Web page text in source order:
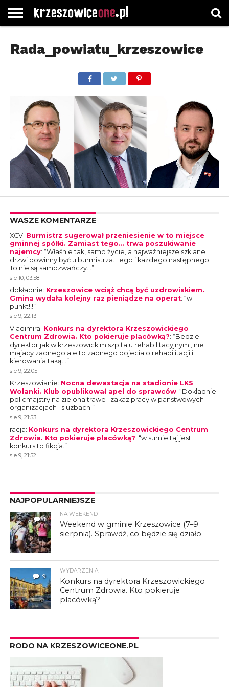
GŁÓWNA
WYBORY
SAMORZĄDOWE
WYBIERZ
KATEGORIE
ROZKŁADY
JAZDY
GREGORCZYK
WATCH
KONTAKT
Rada_powiatu_krzeszowice
WASZE KOMENTARZE
XCV: Burmistrz sugerował przeniesienie w to miejsce
gminnej spółki. Zamiast tego… trwa poszukiwanie
najemcy: “Właśnie tak, samo życie, a najważniejsze szklane
drzwi powinny być u burmistrza. Tego i każdego następnego.
To nie są samozwańczy…”
sie 10, 03:58
dokładnie: Krzeszowice wciąż chcą być uzdrowiskiem.
Gmina wydała kolejny raz pieniądze na operat: “w
punkt!!!”
sie 9, 22:13
Vladimira: Konkurs na dyrektora Krzeszowickiego
Centrum Zdrowia. Kto pokieruje placówką?: “Bedzie
dyrektor jak w krzeszowickim szpitalu rehabilitacyjnym , nie
majacy zadnego ale to zadnego pojecia o rehabilitacji i
kierowania taką…”
sie 9, 22:05
Krzeszowianie: Nocna dewastacja na stadionie LKS
Wolanki. Klub opublikował apel do sprawców: “Dokladnie
policmajstry na zielona trawe i zakaz pracy w panstwowych
organizacjach i sluzbach.”
sie 9, 21:53
racja: Konkurs na dyrektora Krzeszowickiego Centrum
Zdrowia. Kto pokieruje placówką?: “w sumie taj jest.
konkurs to fikcja.”
sie 9, 21:52
NAJPOPULARNIEJSZE
1
NA WEEKEND
Weekend w gminie Krzeszowice (7–9
sierpnia). Sprawdź, co będzie się działo
9
WYDARZENIA
Konkurs na dyrektora Krzeszowickiego
Centrum Zdrowia. Kto pokieruje
placówką?
RODO NA KRZESZOWICEONE.PL